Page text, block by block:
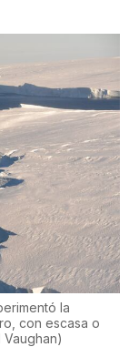
la
con escasa o
Vaughan)